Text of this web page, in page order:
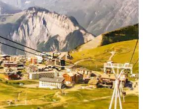
baixo do teclado ou tocando e deslizando o dedo na tela.